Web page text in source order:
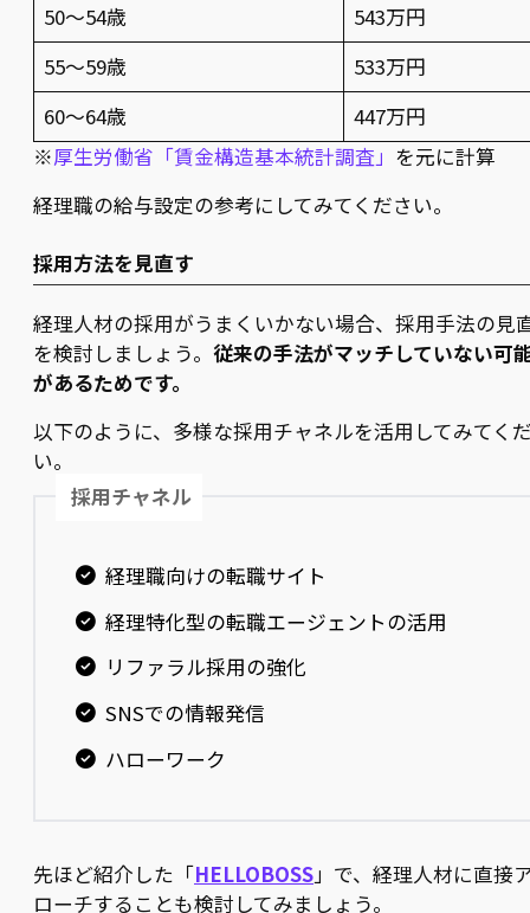
50〜54歳
543万円
55〜59歳
533万円
60〜64歳
447万円
※厚生労働省「賃金構造基本統計調査」 を元に計算
経理職の給与設定の参考にしてみてください。
採用方法を見直す
経理人材の採用がうまくいかない場合、採用手法の見
を検討しましょう。 従来の手法がマッチしていない可
があるためです。
以下のように、多様な採用チャネルを活用してみてく
い。
採用チャネル
経理職向けの転職サイト
経理特化型の転職エージェントの活用
リファラル採用の強化
SNSでの情報発信
ハローワーク
先ほど紹介した「HELLOBOSS」で、経理人材に直接
ローチすることも検討してみましょう。